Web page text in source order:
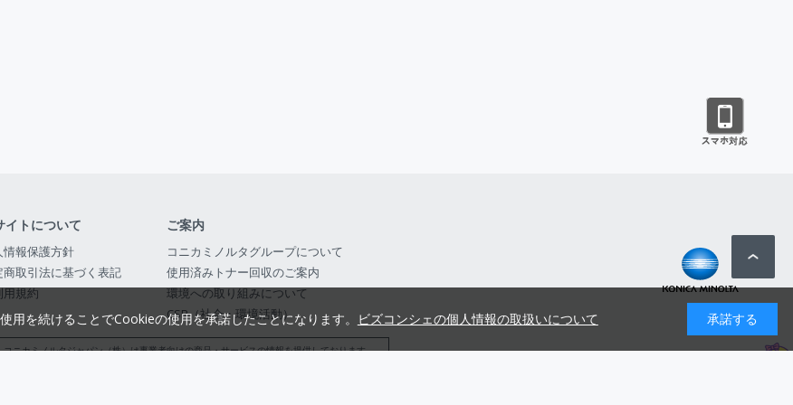
イトについて
情報保護方針
商取引法に基づく表記
用規約
ご案内
コニカミノルタグループについて
使用済みトナー回収のご案内
環境への取り組みについて
CSR（社会・環境活動）
コニカミノルタジャパン（株）は事業者向けの商品・サービスの情報を提供しております
を続けることでCookieの使用を承諾したことになります。 ビズコンシェの個人情報の取扱いについて 承諾する